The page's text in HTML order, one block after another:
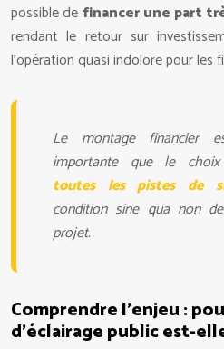
possible de financer une part
rendant le retour sur
l’opération quasi indolore pour les
Le montage financier
importante que le choix
toutes les pistes de
condition sine qua non
projet.
Comprendre l’enjeu :
d’éclairage public est-